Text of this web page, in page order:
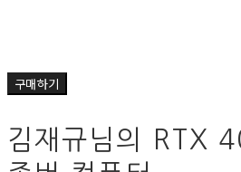
구매하기
김재규님의 RTX